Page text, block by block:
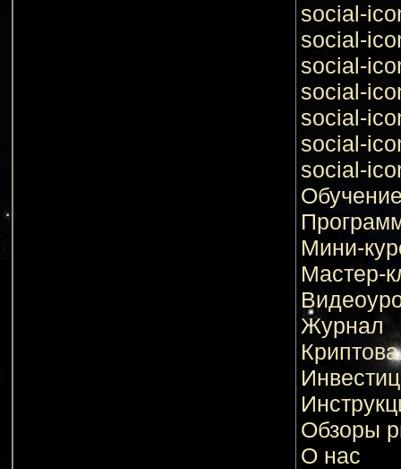
social-
social-
social-
social-
social-
social-
social-
Мини-
Мастер-
Журнал
Обзоры
О нас